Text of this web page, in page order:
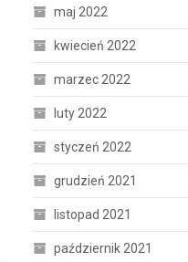
maj 2022
kwiecień 2022
marzec 2022
luty 2022
styczeń 2022
grudzień 2021
listopad 2021
październik 2021